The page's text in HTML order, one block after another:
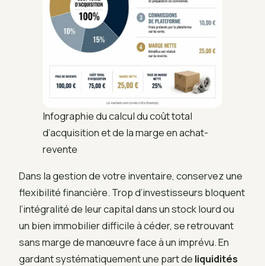
Infographie du calcul du coût total
d’acquisition et de la marge en achat-
revente
Dans la gestion de votre inventaire, conservez une
flexibilité financière. Trop d’investisseurs bloquent
l’intégralité de leur capital dans un stock lourd ou
un bien immobilier difficile à céder, se retrouvant
sans marge de manœuvre face à un imprévu. En
gardant systématiquement une part de liquidités